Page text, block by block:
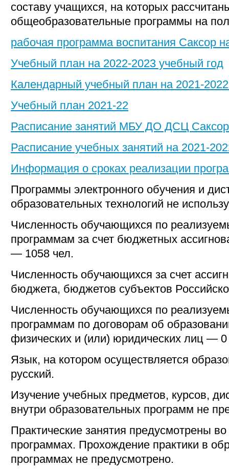
составу учащихся, на которых
общеобразовательные программы на
рабочая программа воспитания Саксор
Учебный план на 2022-2023 учебный год
Календарный учебный план на 2021-2022
Учебный план 2021-22
Расписание занятий МБУ ДО ДСЦ
Расписание учебных занятий на 2021-
Информация о сроках реализации
Программы электронного обучения и
образовательных технологий не
Численность обучающихся по
программам за счет бюджетных
— 1058 чел.
Численность обучающихся за счет
бюджета, бюджетов субъектов
Численность обучающихся по
программам по договорам об
физических и (или) юридических лиц — 0
Язык, на котором осуществляется
русский.
Изучение учебных предметов, курсов,
внутри образовательных программ не
Практические занятия предусмотрены
программах. Прохождение практики в
программах не предусмотрено.